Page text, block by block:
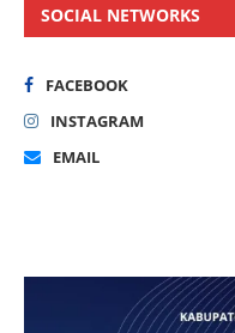
SOCIAL NETWORKS
FACEBOOK
INSTAGRAM
EMAIL